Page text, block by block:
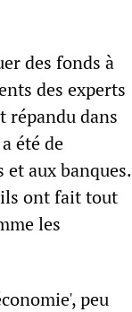
des fonds à
des experts
répandu dans
été de
aux banques.
ont fait tout
les
peu